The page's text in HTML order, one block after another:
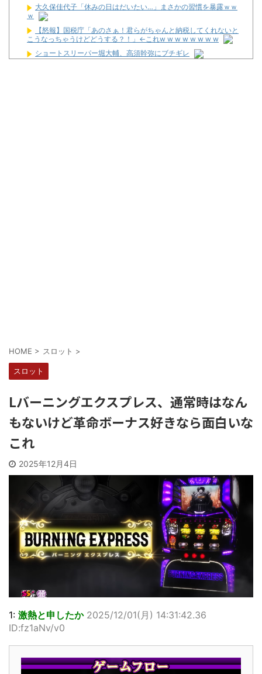
大久保佳代子「休みの日はだいたい…」まさかの習慣を暴露ｗｗ
ｗ
【怒報】国税庁「あのさぁ！君らがちゃんと納税してくれないと
こうなっちゃうけどどうする？！」←これw w w w w w w w
ショートスリーパー堀大輔、高須幹弥にブチギレ
HOME > スロット >
スロット
Lバーニングエクスプレス、通常時はなん
もないけど革命ボーナス好きなら面白いな
これ
2025年12月4日
1: 激熱と申したか 2025/12/01(月) 14:31:42.36
ID:fz1aNv/v0